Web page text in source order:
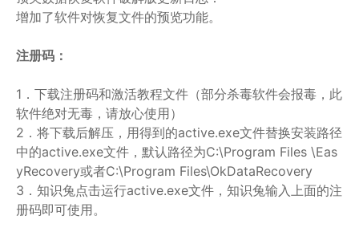
增加了软件对恢复文件的预览功能。
注册码：
1．下载注册码和激活教程文件（部分杀毒软件会报毒，此
软件绝对无毒，请放心使用）
2．将下载后解压，用得到的active.exe文件替换安装路径
中的active.exe文件，默认路径为C:\Program Files \Eas
yRecovery或者C:\Program Files\OkDataRecovery
3．知识兔点击运行active.exe文件，知识兔输入上面的注
册码即可使用。